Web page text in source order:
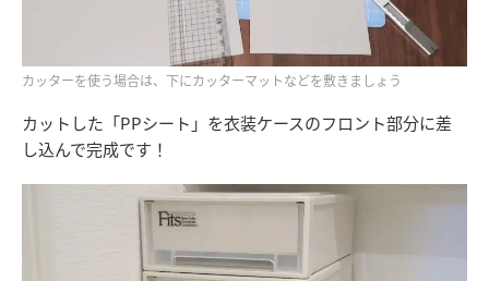
カッターを使う場合は、下にカッターマットなどを敷きましょう
カットした「PPシート」を衣装ケースのフロント部分に差
し込んで完成です！